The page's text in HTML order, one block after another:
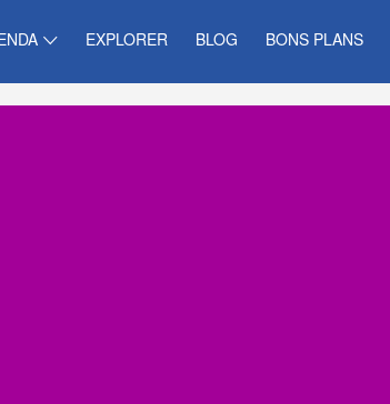
EXPLORER BLOG BONS PLANS